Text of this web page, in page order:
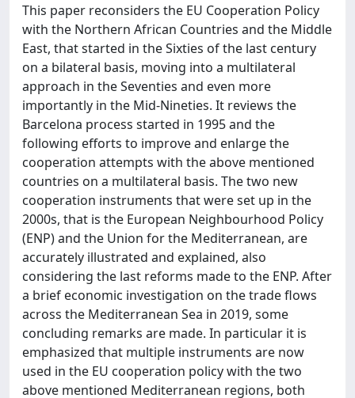
This paper reconsiders the EU Cooperation Policy
with the Northern African Countries and the Middle
East, that started in the Sixties of the last century
on a bilateral basis, moving into a multilateral
approach in the Seventies and even more
importantly in the Mid-Nineties. It reviews the
Barcelona process started in 1995 and the
following efforts to improve and enlarge the
cooperation attempts with the above mentioned
countries on a multilateral basis. The two new
cooperation instruments that were set up in the
2000s, that is the European Neighbourhood Policy
(ENP) and the Union for the Mediterranean, are
accurately illustrated and explained, also
considering the last reforms made to the ENP. After
a brief economic investigation on the trade flows
across the Mediterranean Sea in 2019, some
concluding remarks are made. In particular it is
emphasized that multiple instruments are now
used in the EU cooperation policy with the two
above mentioned Mediterranean regions, both